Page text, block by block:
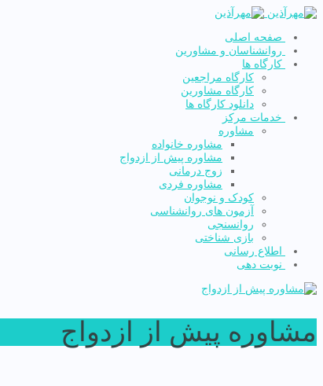
صفحه اصلی
روانشناسان و مشاورین
کارگاه ها
کارگاه مراجعین
کارگاه مشاورین
دانلود کارگاه ها
خدمات مرکز
مشاوره
مشاوره خانواده
مشاوره پیش از ازدواج
زوج درمانی
مشاوره فردی
کودک و نوجوان
آزمون های روانشناسی
روانسنجی
بازی شناختی
اطلاع رسانی
نوبت دهی
مشاوره پیش از ازدواج